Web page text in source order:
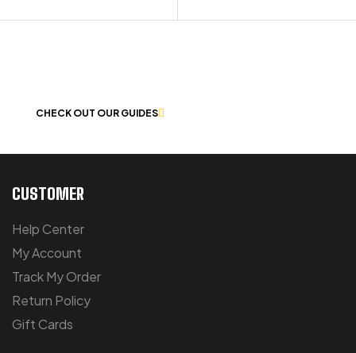
CHECK OUT OUR GUIDES
CUSTOMER
Help Center
My Account
Track My Order
Return Policy
Gift Cards